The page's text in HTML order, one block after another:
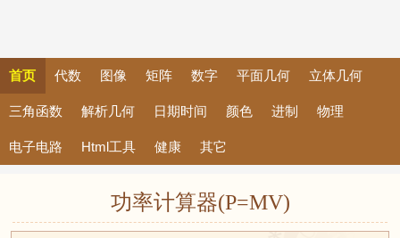
首页 代数 图像 矩阵 数字 平面几何 立体几何
三角函数 解析几何 日期时间 颜色 进制 物理
电子电路 Html工具 健康 其它
功率计算器(P=MV)